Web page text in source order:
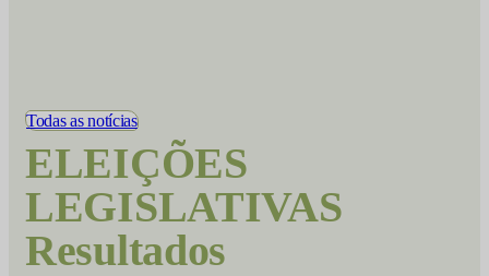
Todas as notícias
ELEIÇÕES
LEGISLATIVAS
Resultados